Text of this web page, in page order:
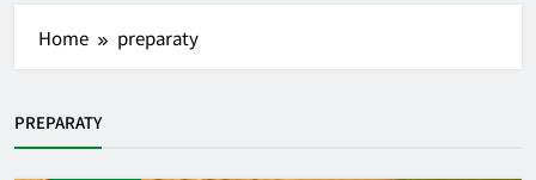
Home preparaty
PREPARATY